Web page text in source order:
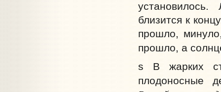
близится к
прошло,
прошло, а
s В жарких
плодоносные